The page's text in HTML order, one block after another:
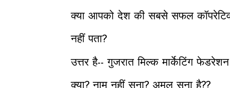
क्या आपको देश की सबसे सफल कॉपरेटिव
नहीं पता?
उत्तर है-- गुजरात मिल्क मार्केटिंग
क्या? नाम नहीं सुना? अमूल सुना है??